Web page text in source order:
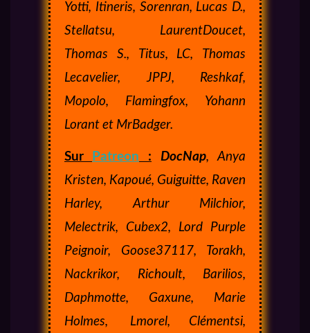
Yotti, Itineris, Sorenran, Lucas D.,
Stellatsu, LaurentDoucet,
Thomas S., Titus, LC, Thomas
Lecavelier, JPPJ, Reshkaf,
Mopolo, Flamingfox, Yohann
Lorant et MrBadger.
Sur Patreon : DocNap, Anya
Kristen, Kapoué, Guiguitte, Raven
Harley, Arthur Milchior,
Melectrik, Cubex2, Lord Purple
Peignoir, Goose37117, Torakh,
Nackrikor, Richoult, Barilios,
Daphmotte, Gaxune, Marie
Holmes,
Lmorel, Clémentsi,